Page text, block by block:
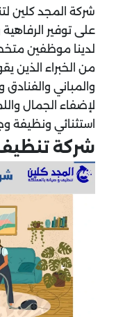
شركة المجد كلين
على توفير الرفاهية
لدينا موظفين
من الخبراء الذين
والمباني
لإضفاء الجمال
استثنائي ونظيفة
شركة